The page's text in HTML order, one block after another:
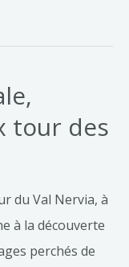
tour des
du Val Nervia, à
à la découverte
perchés de